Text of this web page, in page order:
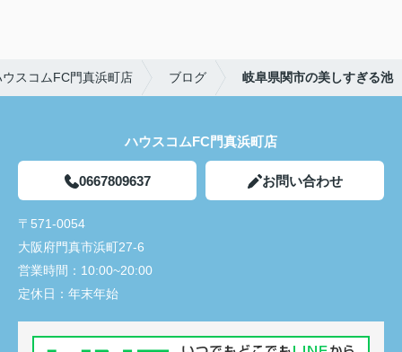
スコムFC門真浜町店 ブログ 岐阜県関市の美しすぎる池
ハウスコムFC門真浜町店
0667809637 お問い合わせ
〒571-0054
大阪府門真市浜町27-6
営業時間： 10:00~20:00
定休日： 年末年始